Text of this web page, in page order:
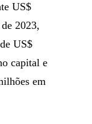
US$
2023,
US$
capital e
em